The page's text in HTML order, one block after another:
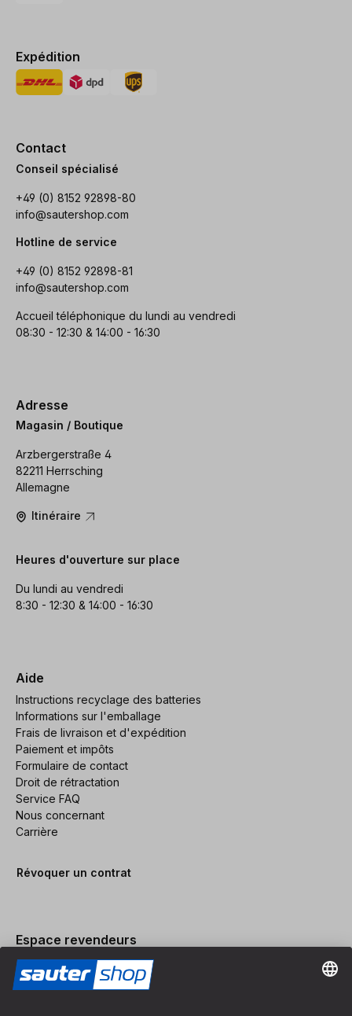
Expédition
Contact
Conseil spécialisé
+49 (0) 8152 92898-80
info@sautershop.com
Hotline de service
+49 (0) 8152 92898-81
info@sautershop.com
Accueil téléphonique du lundi au vendredi
08:30 - 12:30 & 14:00 - 16:30
Adresse
Magasin / Boutique
Arzbergerstraße 4
82211 Herrsching
Allemagne
Itinéraire
Heures d'ouverture sur place
Du lundi au vendredi
8:30 - 12:30 & 14:00 - 16:30
Aide
Instructions recyclage des batteries
Informations sur l'emballage
Frais de livraison et d'expédition
Paiement et impôts
Formulaire de contact
Droit de rétractation
Service FAQ
Nous concernant
Carrière
Révoquer un contrat
Espace revendeurs
Devenir revendeur